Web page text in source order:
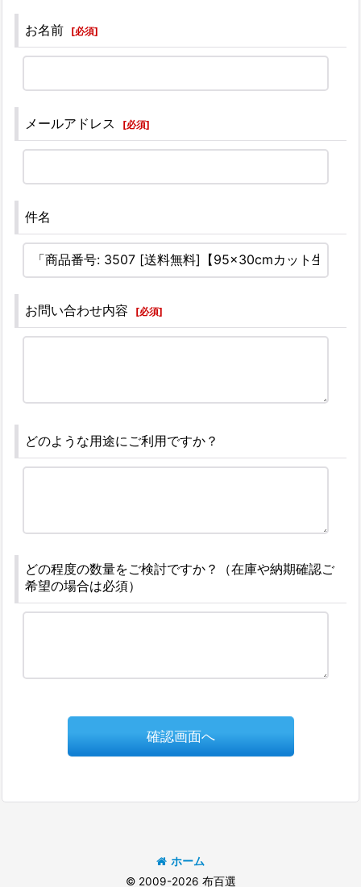
お名前 [必須]
メールアドレス [必須]
件名
お問い合わせ内容 [必須]
どのような用途にご利用ですか？
どの程度の数量をご検討ですか？（在庫や納期確認ご
希望の場合は必須）
確認画面へ
ホーム
© 2009-2026 布百選